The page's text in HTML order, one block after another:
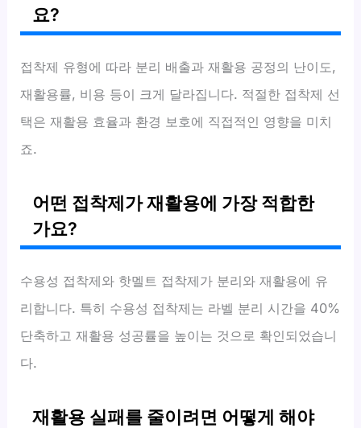
요?
접착제 유형에 따라 분리 배출과 재활용 공정의 난이도,
재활용률, 비용 등이 크게 달라집니다. 적절한 접착제 선
택은 재활용 효율과 환경 보호에 직접적인 영향을 미치
죠.
어떤 접착제가 재활용에 가장 적합한
가요?
수용성 접착제와 핫멜트 접착제가 분리와 재활용에 유
리합니다. 특히 수용성 접착제는 라벨 분리 시간을 40%
단축하고 재활용 성공률을 높이는 것으로 확인되었습니
다.
재활용 실패를 줄이려면 어떻게 해야